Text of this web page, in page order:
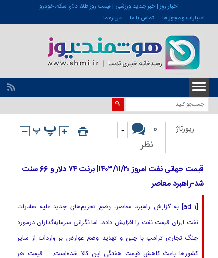
اخبار روز | خبر جدید ورزشی | قیمت روز طلا، دلار، سکه، خودرو
اعتبارات و مجوز ها
تماس با ما درباره ما
رپورتاژ
0
نظر
-
قیمت جهانی نفت امروز ۱۴۰۳/۱۱/۲۰| برنت ۷۴ دلار و ۶۶ سنت
شد-راهبرد معاصر
[ad_1] به گزارش راهبرد معاصر، وضع تحریم‌های جدید علیه صادرات
نفت ایران قیمت نفت را افزایش داده، اما نگرانی سرمایه‌گذاران درمورد
جنگ تجاری ترامپ با چین و تهدید وضع عوارض بر واردات از سایر
کشورها باعث کاهش قیمت هفتگی این کالا شده‌است. قیمت هر